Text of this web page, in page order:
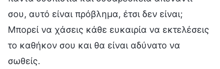
σου, αυτό είναι πρόβλημα, έτσι δεν είναι;
Μπορεί να χάσεις κάθε ευκαιρία να εκτελέσεις
το καθήκον σου και θα είναι αδύνατο να
σωθείς.